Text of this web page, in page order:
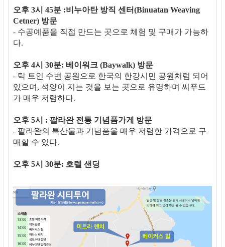
오후 3시 45분 :비누아탄 방직 센터(Binuatan Weaving
Cetner) 방문
- 수공예품을 직접 만드는 곳으로 체험 및 구매가 가능하
다.
오후 4시 30분: 베이워크 (Baywalk) 방문
- 탁 트인 수변 공원으로 한국의 한강시민 공원처럼 되어
있으며, 석양이 지는 것을 보는 곳으로 유명하며 씨푸드
가 매우 저렴하다.
오후 5시 : 팔라완 전통 기념품가게 방문
- 팔라완의 특산물과 기념품을 매우 저렴한 가격으로 구
매할 수 있다.
오후 5시 30분: 호텔 샌딩